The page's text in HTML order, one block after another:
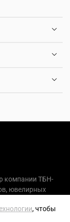
компании ТБН-
ювелирных
, чтобы